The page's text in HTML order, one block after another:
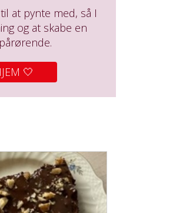
at pynte med, så I
og at skabe en
🤍